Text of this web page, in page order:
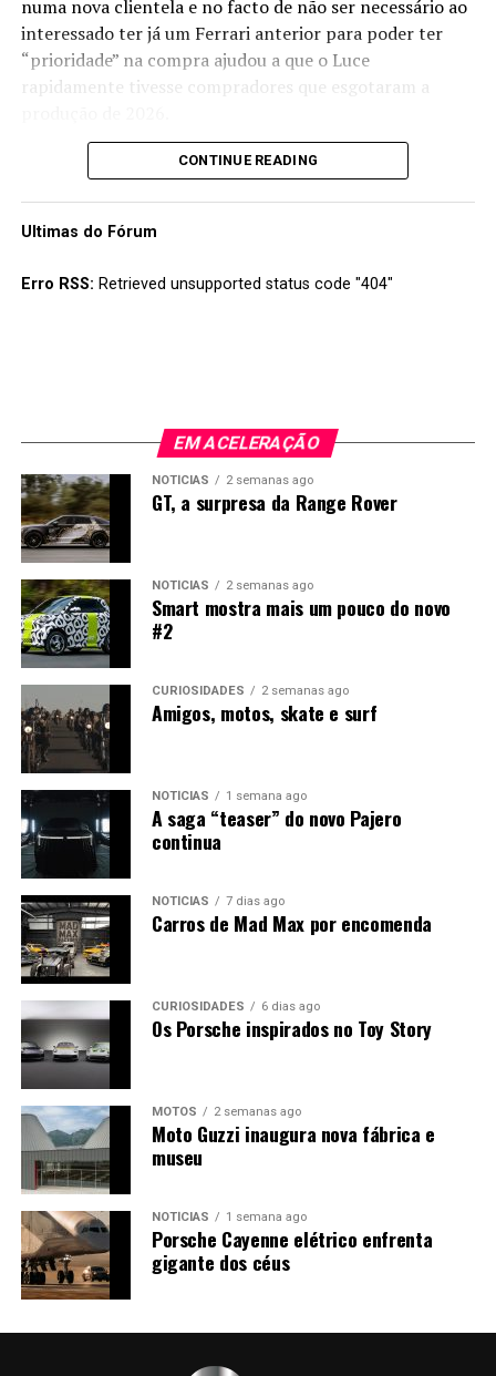
numa nova clientela e no facto de não ser necessário ao
interessado ter já um Ferrari anterior para poder ter
“prioridade” na compra ajudou a que o Luce
rapidamente tivesse compradores que esgotaram a
A marca de Maranello prevê uma produção de cerca de
primeiro ano parece que tal será conseguido sem grande
CONTINUE READING
Ultimas do Fórum
Erro RSS: Retrieved unsupported status code "404"
EM ACELERAÇÃO
NOTÍCIAS 2 semanas ago
GT, a surpresa da Range Rover
NOTÍCIAS 2 semanas ago
Smart mostra mais um pouco do novo
#2
CURIOSIDADES 2 semanas ago
Amigos, motos, skate e surf
NOTÍCIAS 1 semana ago
A saga “teaser” do novo Pajero
continua
NOTÍCIAS 7 dias ago
Carros de Mad Max por encomenda
CURIOSIDADES 6 dias ago
Os Porsche inspirados no Toy Story
MOTOS 2 semanas ago
Moto Guzzi inaugura nova fábrica e
museu
NOTÍCIAS 1 semana ago
Porsche Cayenne elétrico enfrenta
gigante dos céus